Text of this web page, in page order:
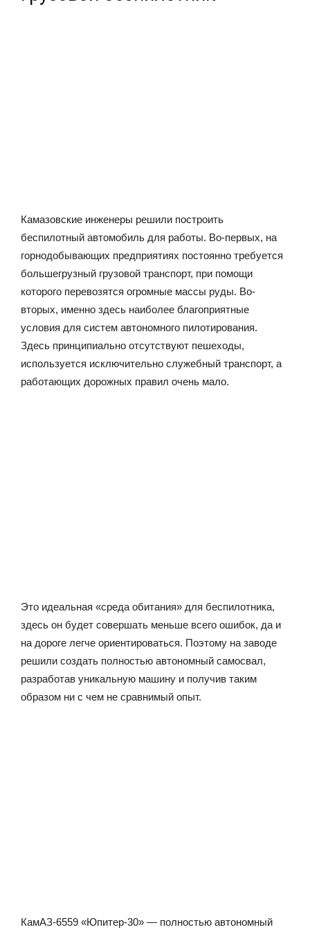
Камазовские инженеры решили построить
беспилотный автомобиль для работы. Во-первых, на
горнодобывающих предприятиях постоянно требуется
большегрузный грузовой транспорт, при помощи
которого перевозятся огромные массы руды. Во-
вторых, именно здесь наиболее благоприятные
условия для систем автономного пилотирования.
Здесь принципиально отсутствуют пешеходы,
используется исключительно служебный транспорт, а
работающих дорожных правил очень мало.
Это идеальная «среда обитания» для беспилотника,
здесь он будет совершать меньше всего ошибок, да и
на дороге легче ориентироваться. Поэтому на заводе
решили создать полностью автономный самосвал,
разработав уникальную машину и получив таким
образом ни с чем не сравнимый опыт.
КамАЗ-6559 «Юпитер-30» — полностью автономный